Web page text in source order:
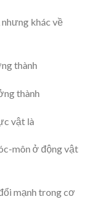
khác về
thành
thành
vật là
môn ở động vật
mạnh trong cơ